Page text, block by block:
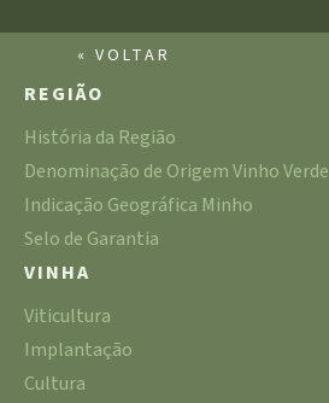
« VOLTAR
REGIÃO
História da Região
Denominação de Origem Vinho Verde
Indicação Geográfica Minho
Selo de Garantia
VINHA
Viticultura
Implantação
Cultura